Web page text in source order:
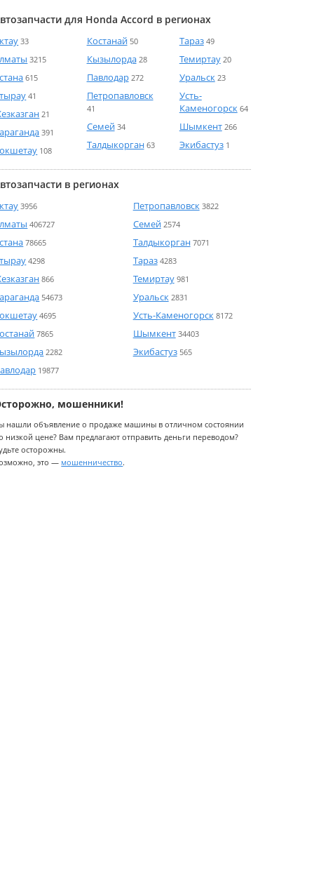
для Honda Accord в регионах
33
3215
615
41
21
391
108
Костанай 50
Кызылорда 28
Павлодар 272
Петропавловск
41
Семей 34
Талдыкорган 63
Тараз 49
Темиртау 20
Уральск 23
Усть-
Каменогорск 64
Шымкент 266
Экибастуз 1
в регионах
3956
406727
78665
4298
866
54673
4695
7865
2282
19877
Петропавловск 3822
Семей 2574
Талдыкорган 7071
Тараз 4283
Темиртау 981
Уральск 2831
Усть-Каменогорск 8172
Шымкент 34403
Экибастуз 565
мошенники!
нашли объявление о продаже машины в отличном состоянии
низкой цене? Вам предлагают отправить деньги переводом?
осторожны.
это — мошенничество.